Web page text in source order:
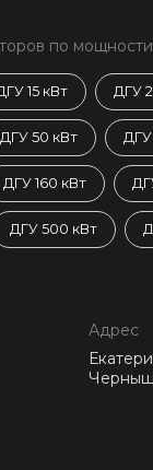
по мощности
15 кВт ДГУ
ДГУ 50 кВт ДГУ
ДГУ 160 кВт
ДГУ 500 кВт
Адрес